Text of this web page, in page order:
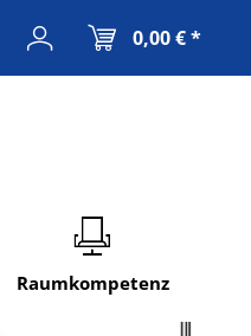
0,00 € *
Raumkompetenz